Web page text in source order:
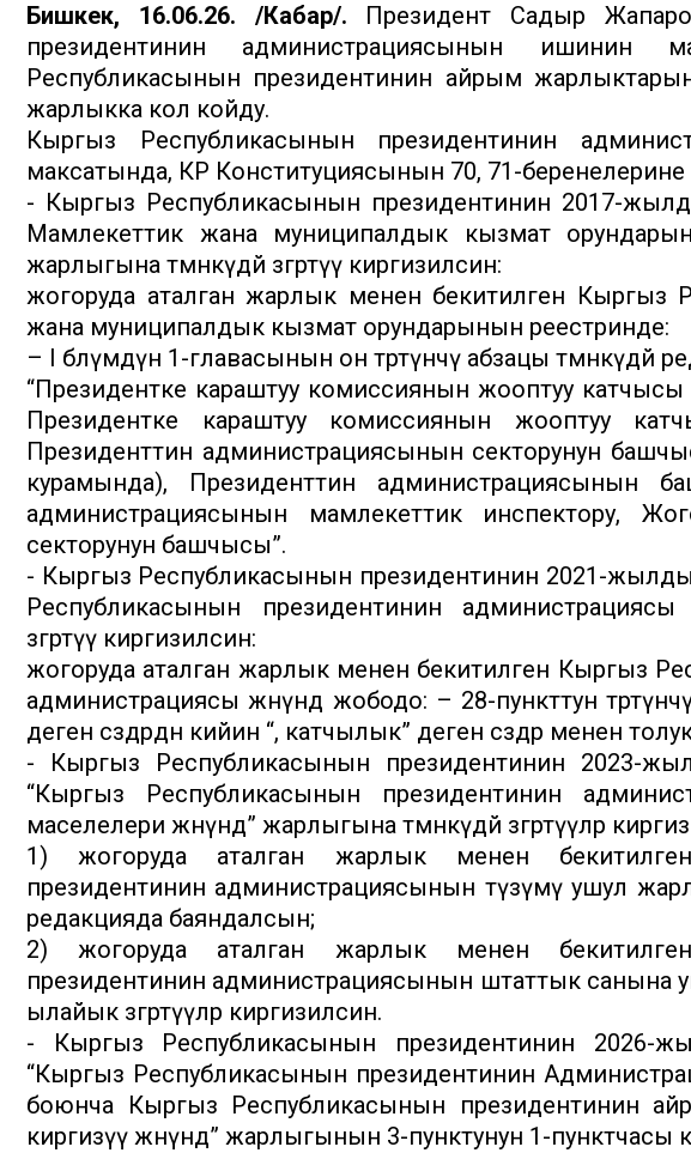
Бишкек, 16.06.26. /Кабар/. Президент Садыр
президентинин администрациясынын ишинин
Республикасынын президентинин айрым жарлыктарына
жарлыкка кол койду.
Кыргыз Республикасынын президентинин
максатында, КР Конституциясынын 70, 71-
- Кыргыз Республикасынын президентинин 2017-
Мамлекеттик жана муниципалдык кызмат
жарлыгына төмөнкүдөй өзгөртүү киргизилсин:
жогоруда аталган жарлык менен бекитилген Кыргыз
жана муниципалдык кызмат орундарынын реестринде:
– I бөлүмдүн 1-главасынын он төртүнчү абзацы төмөнкүдөй
“Президентке караштуу комиссиянын жооптуу
Президентке караштуу комиссиянын жооптуу
Президенттин администрациясынын секторунун
курамында), Президенттин администрациясынын
администрациясынын мамлекеттик инспектору,
секторунун башчысы”.
- Кыргыз Республикасынын президентинин 2021-
Республикасынын президентинин администрациясы
өзгөртүү киргизилсин:
жогоруда аталган жарлык менен бекитилген Кыргыз
администрациясы жөнүндө жободо: – 28-пункттун
деген сөздөрдөн кийин “, катчылык” деген сөздөр менен
- Кыргыз Республикасынын президентинин 2023-
“Кыргыз Республикасынын президентинин
маселелери жөнүндө” жарлыгына төмөнкүдөй өзгөртүүлөр
1) жогоруда аталган жарлык менен
президентинин администрациясынын түзүмү ушул
редакцияда баяндалсын;
2) жогоруда аталган жарлык менен
президентинин администрациясынын штаттык санына
ылайык өзгөртүүлөр киргизилсин.
- Кыргыз Республикасынын президентинин
“Кыргыз Республикасынын президентинин
боюнча Кыргыз Республикасынын президентинин
киргизүү жөнүндө” жарлыгынын 3-пунктунун 1-